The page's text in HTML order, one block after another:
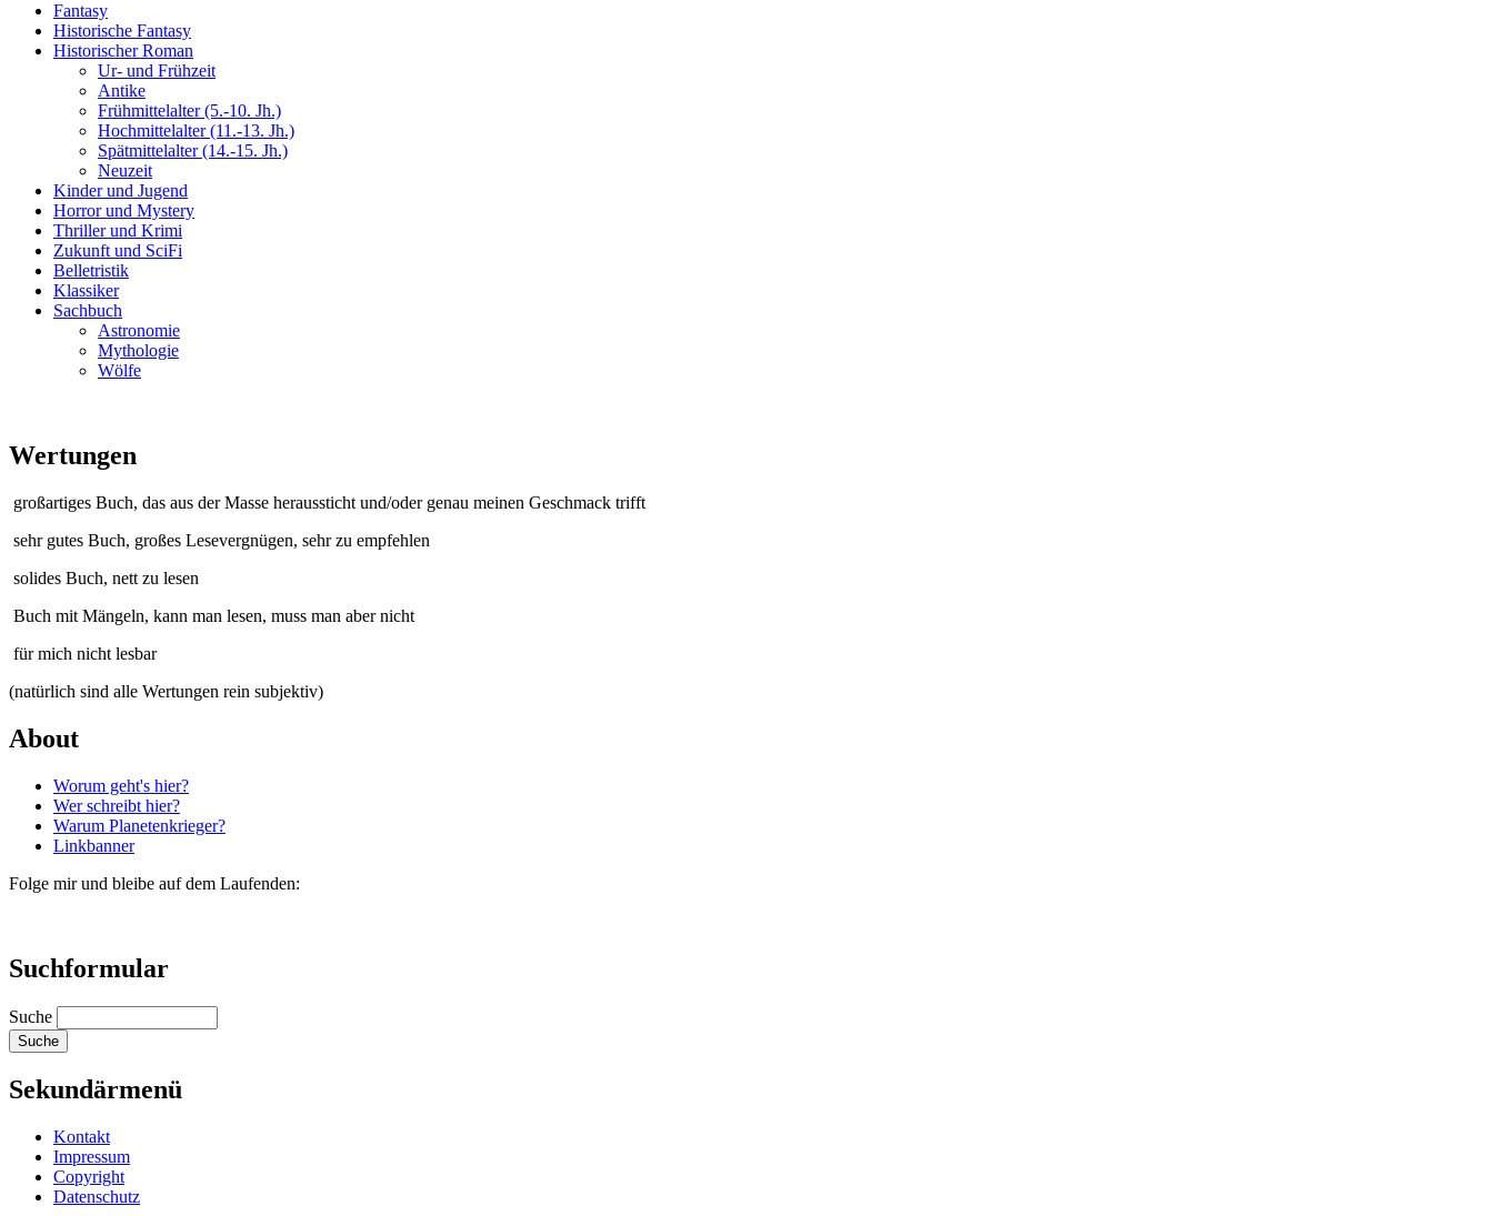
Fantasy
Historische Fantasy
Historischer Roman
Ur- und Frühzeit
Antike
Frühmittelalter (5.-10. Jh.)
Hochmittelalter (11.-13. Jh.)
Spätmittelalter (14.-15. Jh.)
Neuzeit
Kinder und Jugend
Horror und Mystery
Thriller und Krimi
Zukunft und SciFi
Belletristik
Klassiker
Sachbuch
Astronomie
Mythologie
Wölfe
Wertungen
großartiges Buch, das aus der Masse heraussticht und/oder genau meinen Geschmack trifft
sehr gutes Buch, großes Lesevergnügen, sehr zu empfehlen
solides Buch, nett zu lesen
Buch mit Mängeln, kann man lesen, muss man aber nicht
für mich nicht lesbar
(natürlich sind alle Wertungen rein subjektiv)
About
Worum geht's hier?
Wer schreibt hier?
Warum Planetenkrieger?
Linkbanner
Folge mir und bleibe auf dem Laufenden:
Suchformular
Suche
Sekundärmenü
Kontakt
Impressum
Copyright
Datenschutz